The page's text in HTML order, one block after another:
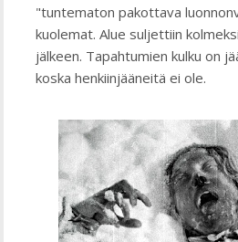
"tuntematon pakottava
kuolemat. Alue suljettiin
jälkeen. Tapahtumien kulku on
koska henkiinjääneitä ei ole.